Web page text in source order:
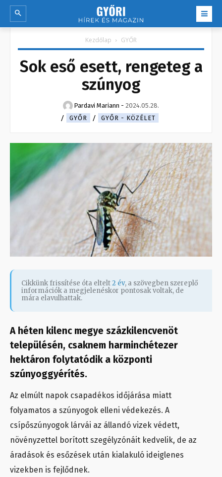
Kezdőlap GYŐR
Sok eső esett, rengeteg a
szúnyog
Pardavi Mariann - 2024.05.28.
GYŐR
GYŐR - KÖZÉLET
Cikkünk frissítése óta eltelt2 év, a szövegben szereplő
információk a megjelenéskor pontosak voltak, de
mára elavulhattak.
A héten kilenc megye százkilencvenöt
településén, csaknem harminchétezer
hektáron folytatódik a központi
szúnyoggyérítés.
Az elmúlt napok csapadékos időjárása miatt
folyamatos a szúnyogok elleni védekezés. A
csípőszúnyogok lárvái az állandó vizek védett,
növényzettel borított szegélyzónáit kedvelik, de az
áradások és esőzések után kialakuló ideiglenes
vizekben is fejlődnek.